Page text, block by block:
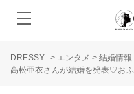
DRESSY > エンタメ > 結婚情報
高松亜衣さんが結婚を発表♡お